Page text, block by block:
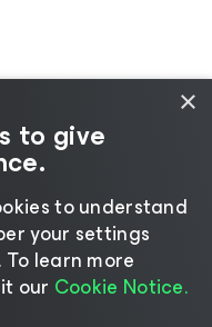
Uwaga dotycząca
plików cookie
dla dostawców
×
to give
to understand
your settings
learn more
our Cookie Notice.